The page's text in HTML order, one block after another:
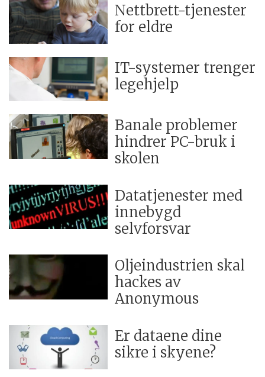
Nettbrett-tjenester
for eldre
IT-systemer trenger
legehjelp
Banale problemer
hindrer PC-bruk i
skolen
Datatjenester med
innebygd
selvforsvar
Oljeindustrien skal
hackes av
Anonymous
Er dataene dine
sikre i skyene?